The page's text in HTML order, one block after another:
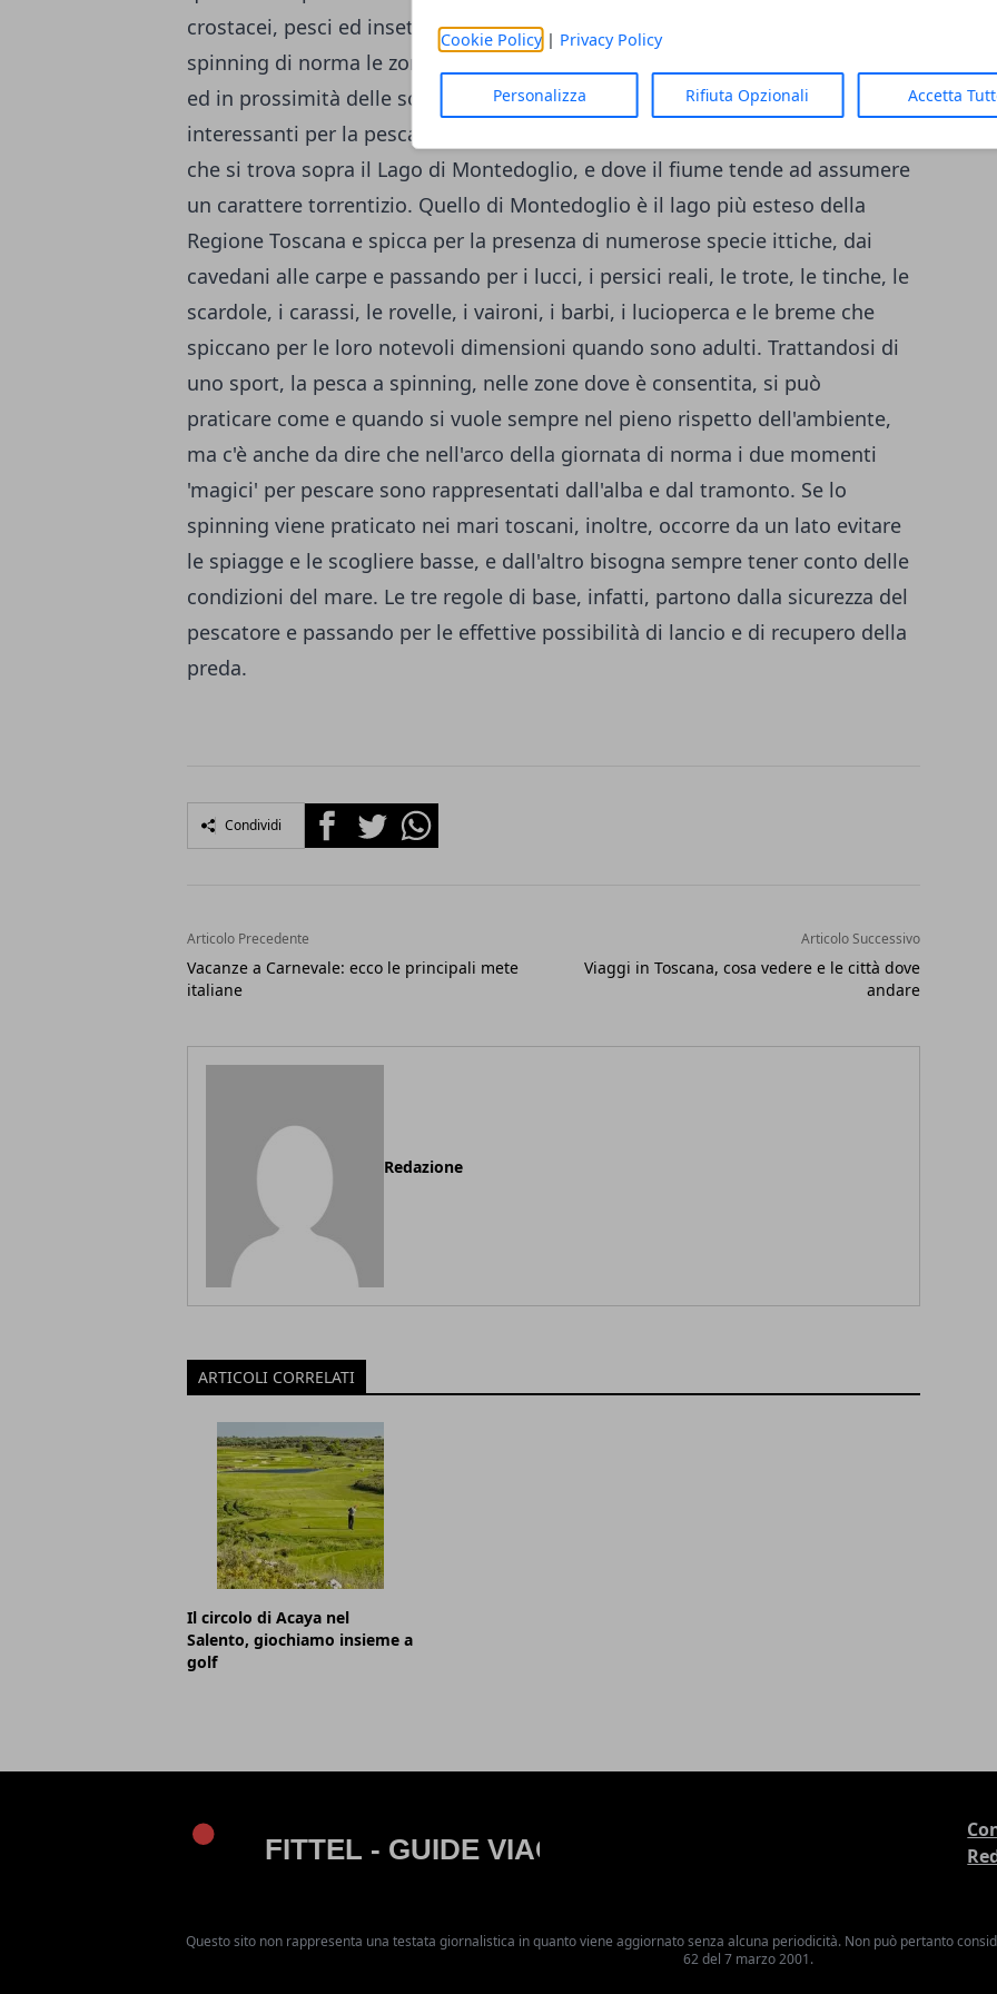
Cookie Policy| Privacy Policy
Personalizza Rifiuta Opzionali Accetta
crostacei, pesci ed insetti. Per divertirsi a pescare nei mari toscani con lo
spinning di norma le zone migliori sono rappresentate dalle foci dei fiumi
ed in prossimità delle scogliere. Per esempio, in Toscana uno dei posti più
interessanti per la pesca a spinning è sul Tevere, e precisamente nella zona
che si trova sopra il Lago di Montedoglio, e dove il fiume tende ad assumere
un carattere torrentizio. Quello di Montedoglio è il lago più esteso della
Regione Toscana e spicca per la presenza di numerose specie ittiche, dai
cavedani alle carpe e passando per i lucci, i persici reali, le trote, le tinche, le
scardole, i carassi, le rovelle, i vaironi, i barbi, i lucioperca e le breme che
spiccano per le loro notevoli dimensioni quando sono adulti. Trattandosi di
uno sport, la pesca a spinning, nelle zone dove è consentita, si può
praticare come e quando si vuole sempre nel pieno rispetto dell'ambiente,
ma c'è anche da dire che nell'arco della giornata di norma i due momenti
'magici' per pescare sono rappresentati dall'alba e dal tramonto. Se lo
spinning viene praticato nei mari toscani, inoltre, occorre da un lato evitare
le spiagge e le scogliere basse, e dall'altro bisogna sempre tener conto delle
condizioni del mare. Le tre regole di base, infatti, partono dalla sicurezza del
pescatore e passando per le effettive possibilità di lancio e di recupero della
preda.
Condividi FacebookTwitterWhatsapp
Articolo Precedente
Vacanze a Carnevale: ecco le principali mete
italiane
Articolo Successivo
Viaggi in Toscana, cosa vedere e le città dove
andare
Redazione
ARTICOLI CORRELATI
Il circolo di Acaya nel
Salento, giochiamo insieme a
golf
Questo sito non rappresenta una testata giornalistica in quanto viene aggiornato senza alcuna periodicità. Non può pertanto
62 del 7 marzo 2001.